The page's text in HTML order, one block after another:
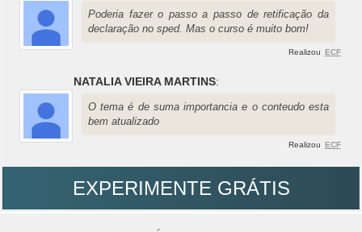
Poderia fazer o passo a passo de retificação da
declaração no sped. Mas o curso é muito bom!
Realizou ECF
NATALIA VIEIRA MARTINS:
O tema é de suma importancia e o conteudo esta
bem atualizado
Realizou ECF
EXPERIMENTE GRÁTIS